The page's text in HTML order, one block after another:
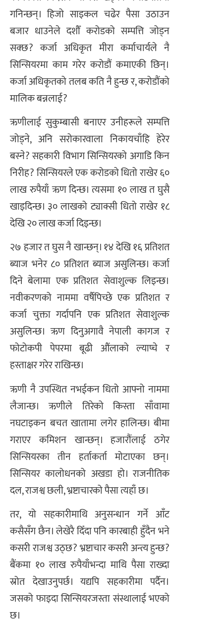
गनिन्छन्। हिजो साइकल चढेर पैसा उठाउन
बजार धाउनेले दशौँ करोडको सम्पत्ति जोड्न
सक्छ? कर्जा अधिकृत मीरा कर्माचार्यले नै
सिन्सियरमा काम गरेर करोडौं कमाएकी छिन्।
कर्जा अधिकृतको तलब कति नै हुन्छ र, करोडौंको
मालिक बन्नलाई?
ऋणीलाई सुकुम्बासी बनाएर उनीहरूले सम्पत्ति
जोड्ने, अनि सरोकारवाला निकायचाँहि हेरेर
बस्ने? सहकारी विभाग सिन्सियरको अगाडि किन
निरीह? सिन्सियरले एक करोडको धितो राखेर ६०
लाख रुपैयाँ ऋण दिन्छ। त्यसमा १० लाख त घुसै
खाइदिन्छ। ३० लाखको ट्याक्सी धितो राखेर १८
देखि २० लाख कर्जा दिइन्छ।
२७ हजार त घुस नै खान्छन्। १४ देखि १६ प्रतिशत
ब्याज भनेर ८० प्रतिशत ब्याज असुलिन्छ। कर्जा
दिने बेलामा एक प्रतिशत सेवाशुल्क लिइन्छ।
नवीकरणको नाममा वर्षैपिच्छे एक प्रतिशत र
कर्जा चुक्ता गर्दापनि एक प्रतिशत सेवाशुल्क
असुलिन्छ। ऋण दिनुअगावै नेपाली कागज र
फोटोकपी पेपरमा बूढी औंलाको ल्याप्चे र
हस्ताक्षर गरेर राखिन्छ।
ऋणी नै उपस्थित नभईकन धितो आफ्नो नाममा
लैजान्छ। ऋणीले तिरेको किस्ता साँवामा
नघटाइकन बचत खातामा लगेर हालिन्छ। बीमा
गराएर कमिशन खान्छन्। हजारौंलाई ठगेर
सिन्सियरका तीन हर्ताकर्ता मोटाएका छन्।
सिन्सियर कालोधनको अखडा हो। राजनीतिक
दल, राजश्व छली, भ्रष्टाचारको पैसा त्यहाँ छ।
तर, यो सहकारीमाथि अनुसन्धान गर्ने आँट
कसैसँग छैन। लेखेरै दिँदा पनि कारबाही हुँदैन भने
कसरी राजश्व उठ्छ? भ्रष्टाचार कसरी अन्त्य हुन्छ?
बैंकमा १० लाख रुपैयाँभन्दा माथि पैसा राख्दा
स्रोत देखाउनुपर्छ। यद्यपि सहकारीमा पर्दैन।
जसको फाइदा सिन्सियरजस्ता संस्थालाई भएको
छ।